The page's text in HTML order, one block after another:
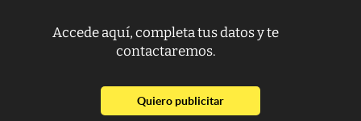
Accede aquí, completa tus datos y te
contactaremos.
Quiero publicitarabre en nueva pestaña